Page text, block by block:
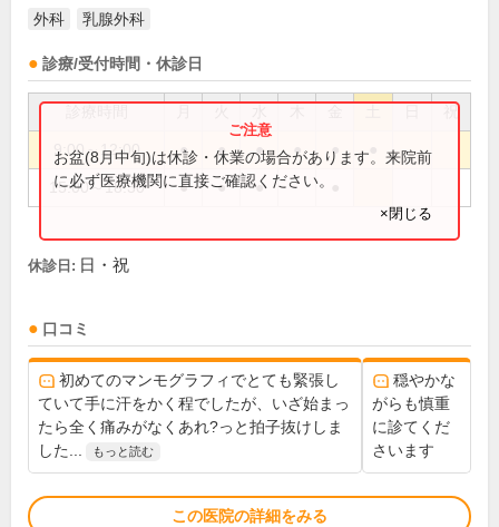
外科 乳腺外科
診療/受付時間・休診日
祝
9:00～12:00 ● ● ● ● ●
15:00～18:30 ● ● ●
お盆(8月中旬)は休診・休業の場合があります。来院前
に必ず医療機関に直接ご確認ください。
×閉じる
休診日: 日・祝
口コミ
初めてのマンモグラフィでとても緊張し
ていて手に汗をかく程でしたが、いざ始まっ
たら全く痛みがなくあれ?っと拍子抜けしま
した...
もっと読む
穏やかな
がらも慎重
に診てくだ
さいます
この医院の詳細をみる